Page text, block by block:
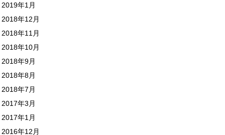
2019年1月
2018年12月
2018年11月
2018年10月
2018年9月
2018年8月
2018年7月
2017年3月
2017年1月
2016年12月